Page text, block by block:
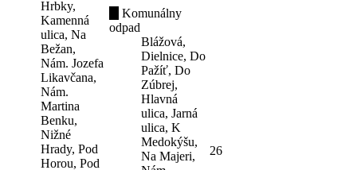
Hrbky,
Kamenná
ulica, Na
Bežan,
Nám. Jozefa
Likavčana,
Nám.
Martina
Benku,
Nižné
Hrady, Pod
Horou, Pod
Komunálny
odpad
Blážová,
Dielnice, Do
Pažíť, Do
Zúbrej,
Hlavná
ulica, Jarná
ulica, K
Medokýšu,
Na Majeri,
26